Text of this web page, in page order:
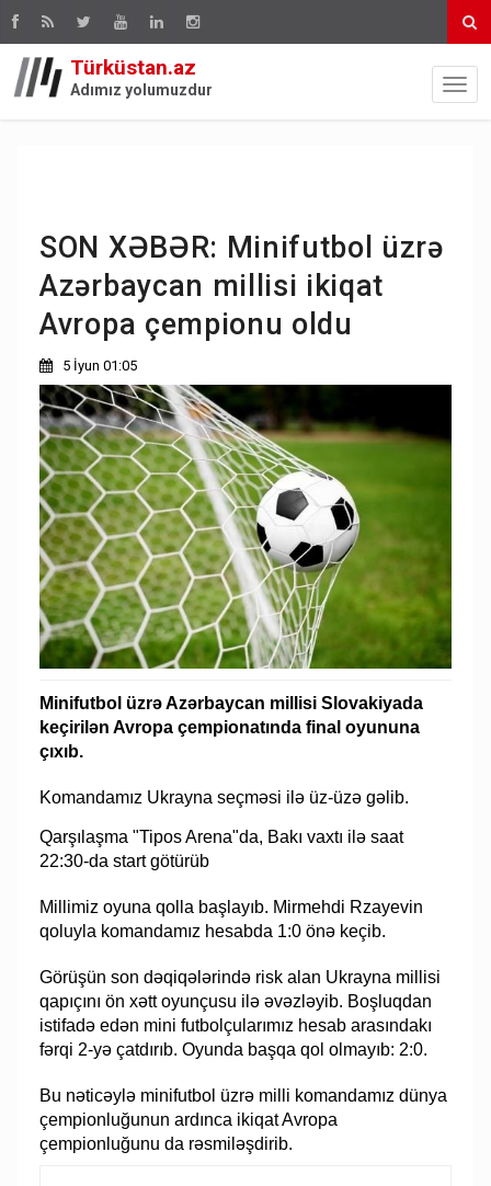
Türküstan.az
Adımız yolumuzdur
SON XƏBƏR: Minifutbol üzrə
Azərbaycan millisi ikiqat
Avropa çempionu oldu
5 İyun 01:05
Minifutbol üzrə Azərbaycan millisi Slovakiyada
keçirilən Avropa çempionatında final oyununa
çıxıb.
Komandamız Ukrayna seçməsi ilə üz-üzə gəlib.
Qarşılaşma "Tipos Arena"da, Bakı vaxtı ilə saat
22:30-da start götürüb
Millimiz oyuna qolla başlayıb. Mirmehdi Rzayevin
qoluyla komandamız hesabda 1:0 önə keçib.
Görüşün son dəqiqələrində risk alan Ukrayna millisi
qapıçını ön xətt oyunçusu ilə əvəzləyib. Boşluqdan
istifadə edən mini futbolçularımız hesab arasındakı
fərqi 2-yə çatdırıb. Oyunda başqa qol olmayıb: 2:0.
Bu nəticəylə minifutbol üzrə milli komandamız dünya
çempionluğunun ardınca ikiqat Avropa
çempionluğunu da rəsmiləşdirib.